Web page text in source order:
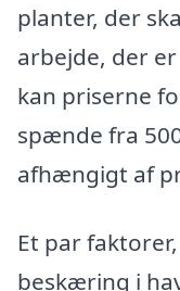
planter, der
arbejde, der
kan priserne
spænde fra
afhængigt af
Et par
beskæring i